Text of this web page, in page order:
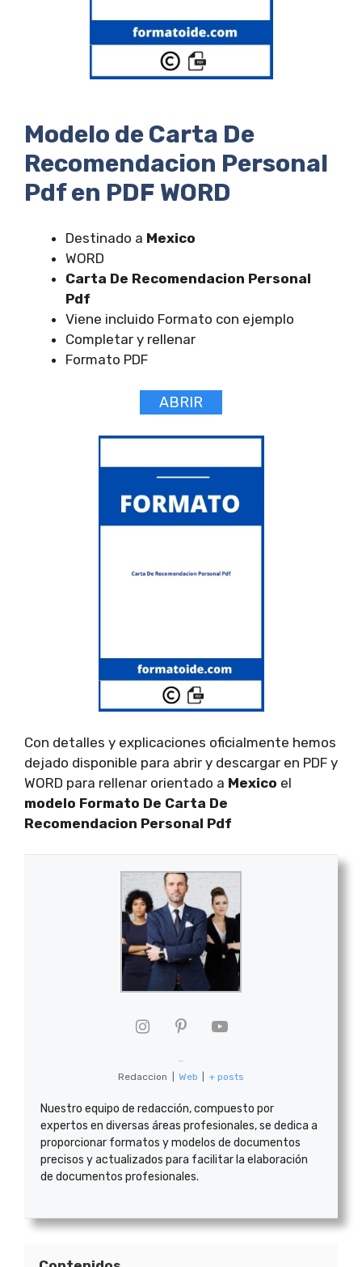
Modelo de Carta De
Recomendacion Personal
Pdf en PDF WORD
Destinado a Mexico
WORD
Carta De Recomendacion Personal
Pdf
Viene incluido Formato con ejemplo
Completar y rellenar
Formato PDF
ABRIR
Con detalles y explicaciones oficialmente hemos
dejado disponible para abrir y descargar en PDF y
WORD para rellenar orientado a Mexico el
modelo Formato De Carta De
Recomendacion Personal Pdf
Redaccion Web + posts
Nuestro equipo de redacción, compuesto por
expertos en diversas áreas profesionales, se dedica a
proporcionar formatos y modelos de documentos
precisos y actualizados para facilitar la elaboración
de documentos profesionales.